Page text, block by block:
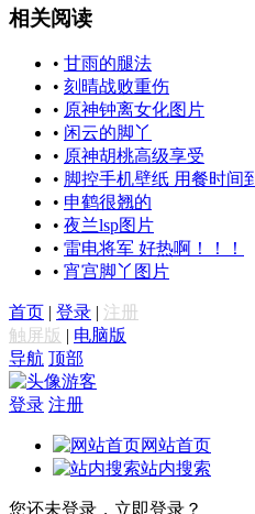
相关阅读
• 甘雨的腿法
• 刻晴战败重伤
• 原神钟离女化图片
• 闲云的脚丫
• 原神胡桃高级享受
• 脚控手机壁纸 用餐时间
• 申鹤很翘的
• 夜兰lsp图片
• 雷电将军 好热啊！！！
• 宵宫脚丫图片
首页 | 登录 | 注册
触屏版 | 电脑版
导航 顶部
游客
登录 注册
网站首页
站内搜索
您还未登录，立即登录？